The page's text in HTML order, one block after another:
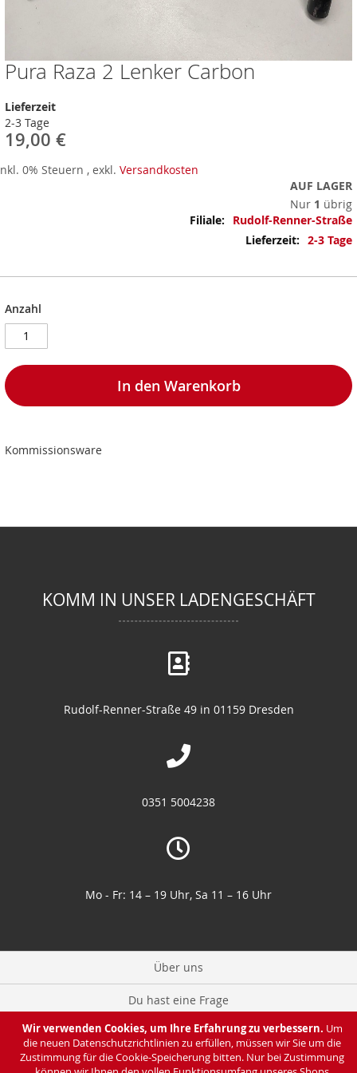
Wir verwenden Cookies, um Ihre Erfahrung zu verbessern. Um
die neuen Datenschutzrichtlinien zu erfüllen, müssen wir Sie um die
Zustimmung für die Cookie-Speicherung bitten. Nur bei Zustimmung
Pura Raza 2 Lenker Carbon
Lieferzeit
2-3 Tage
19,00 €
0% Steuern , exkl. Versandkosten
AUF LAGER
Nur 1 übrig
Mehr
Informationen
Rudolf-Renner-Straße
2-3 Tage
Anzahl
In den Warenkorb
Kommissionsware
Zum
Anfang
der
Bildergalerie
springen
KOMM IN UNSER LADENGESCHÄFT
Rudolf-Renner-Straße 49 in 01159 Dresden
0351 5004238
Mo - Fr: 14 – 19 Uhr, Sa 11 – 16 Uhr
Über uns
Du hast eine Frage
Zahlung & Lieferung
Datenschutz